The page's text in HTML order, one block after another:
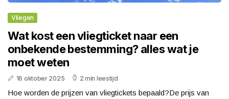
Vliegen
Wat kost een vliegticket naar een
onbekende bestemming? alles wat je
moet weten
16 oktober 2025 2 min leestijd
Hoe worden de prijzen van vliegtickets bepaald?De prijs van